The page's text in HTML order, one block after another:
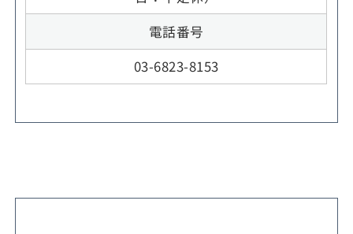
電話番号
03-6823-8153